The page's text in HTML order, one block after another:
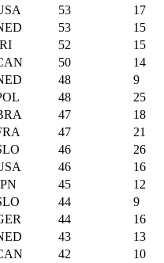
53
17
53
15
52
15
50
14
48
9
48
25
47
18
47
21
46
26
46
16
45
12
44
9
44
16
43
13
42
10